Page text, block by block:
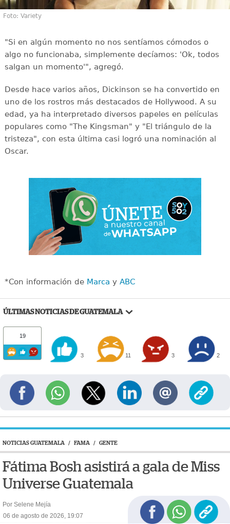
Foto: Variety
"Si en algún momento no nos sentíamos cómodos o
algo no funcionaba, simplemente decíamos: 'Ok, todos
salgan un momento'", agregó.
Desde hace varios años, Dickinson se ha convertido en
uno de los rostros más destacados de Hollywood. A su
edad, ya ha interpretado diversos papeles en películas
populares como "The Kingsman" y "El triángulo de la
tristeza", con esta última casi logró una nominación al
Oscar.
*Con información de Marca y ABC
ÚLTIMAS NOTICIAS DE GUATEMALA
19
3 11 3 2
NOTICIAS GUATEMALA / FAMA / GENTE
Fátima Bosh asistirá a gala de Miss
Universe Guatemala
Por Selene Mejía
06 de agosto de 2026, 19:07